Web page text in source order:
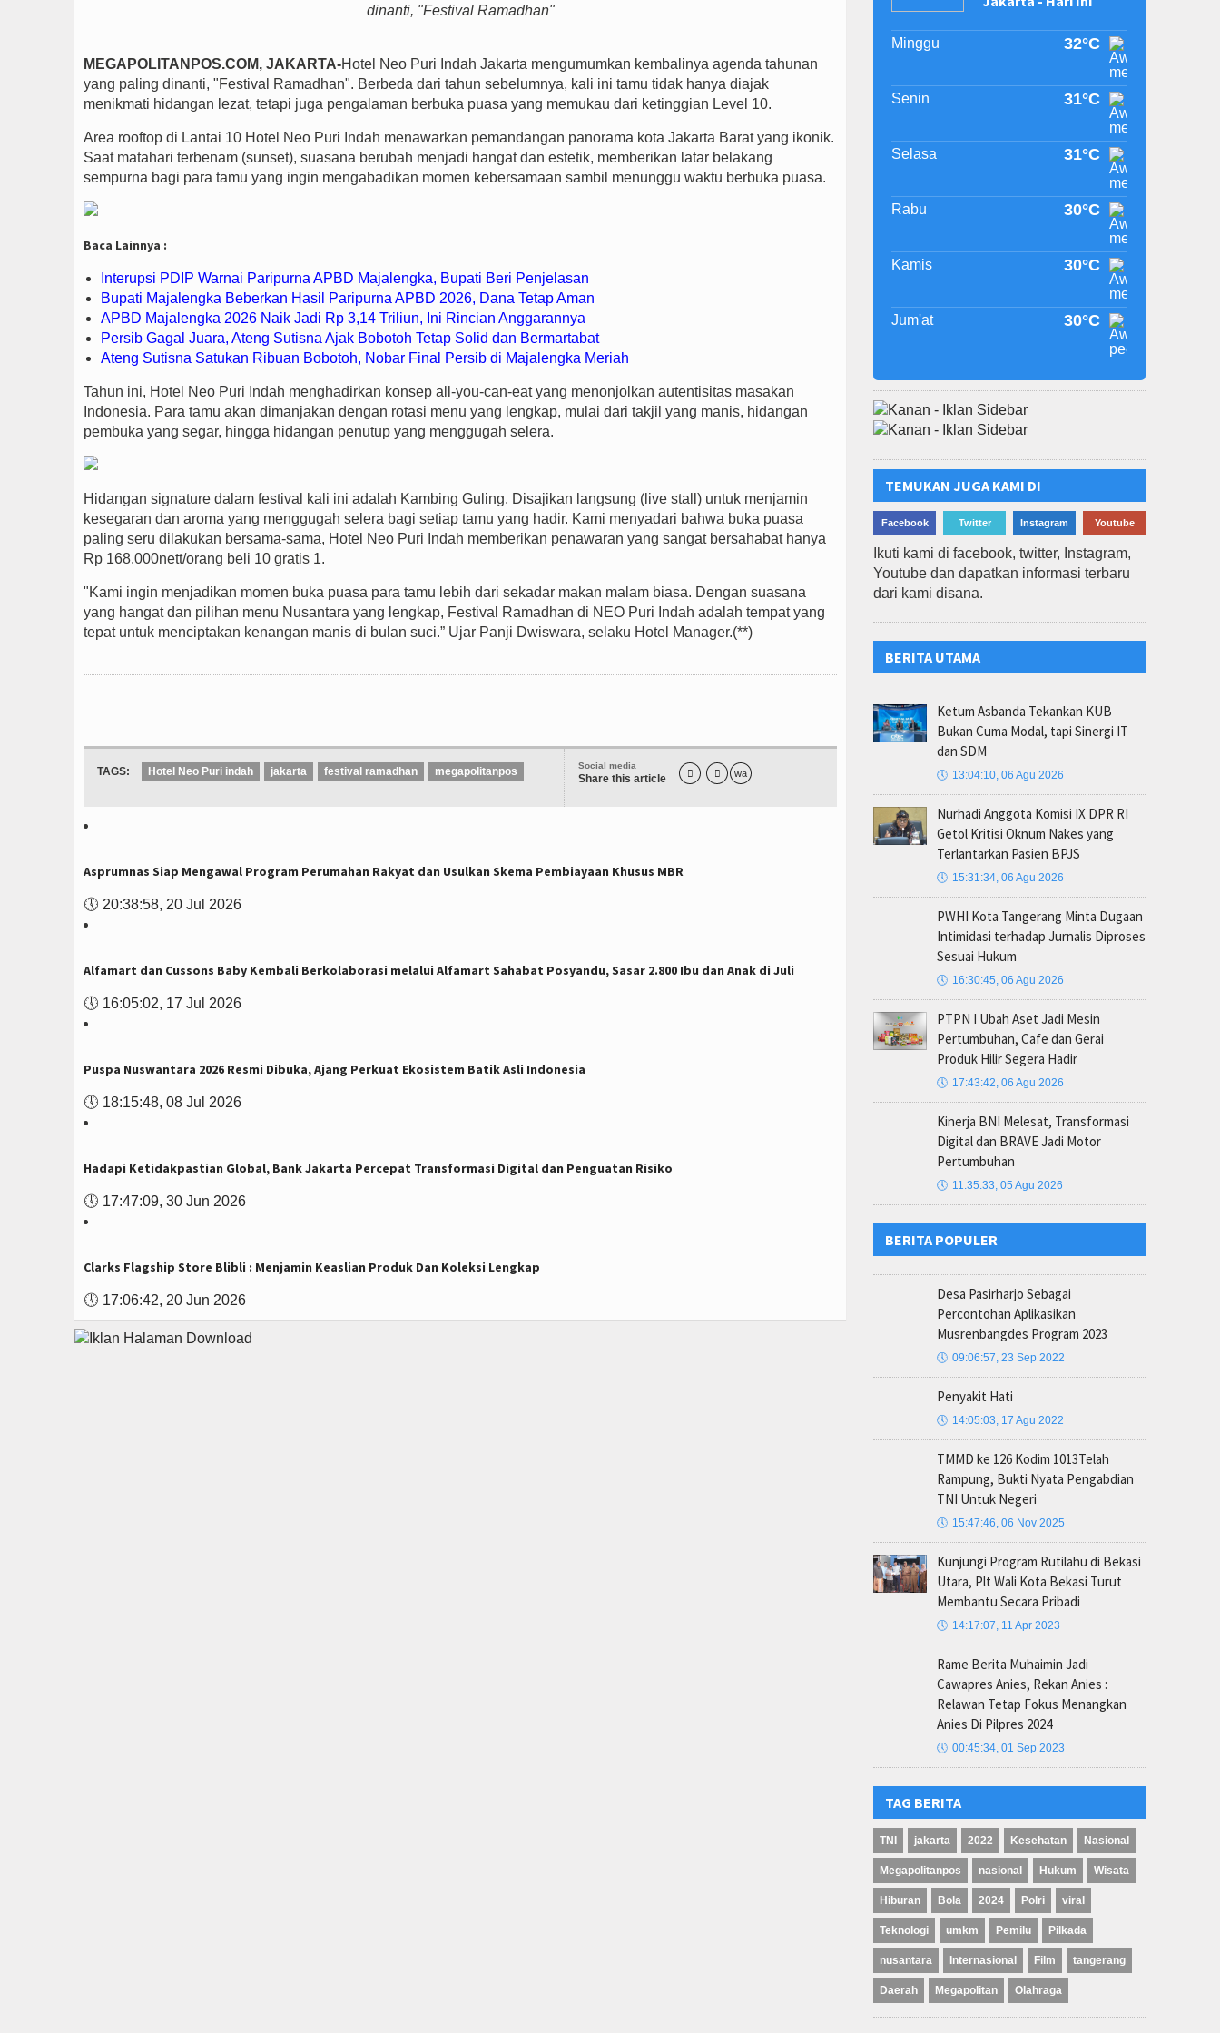
dinanti, "Festival Ramadhan"
MEGAPOLITANPOS.COM, JAKARTA-Hotel Neo Puri Indah Jakarta mengumumkan kembalinya agenda tahunan
yang paling dinanti, "Festival Ramadhan". Berbeda dari tahun sebelumnya, kali ini tamu tidak hanya diajak
menikmati hidangan lezat, tetapi juga pengalaman berbuka puasa yang memukau dari ketinggian Level 10.
Area rooftop di Lantai 10 Hotel Neo Puri Indah menawarkan pemandangan panorama kota Jakarta Barat yang ikonik.
Saat matahari terbenam (sunset), suasana berubah menjadi hangat dan estetik, memberikan latar belakang
sempurna bagi para tamu yang ingin mengabadikan momen kebersamaan sambil menunggu waktu berbuka puasa.
Baca Lainnya :
Interupsi PDIP Warnai Paripurna APBD Majalengka, Bupati Beri Penjelasan
Bupati Majalengka Beberkan Hasil Paripurna APBD 2026, Dana Tetap Aman
APBD Majalengka 2026 Naik Jadi Rp 3,14 Triliun, Ini Rincian Anggarannya
Persib Gagal Juara, Ateng Sutisna Ajak Bobotoh Tetap Solid dan Bermartabat
Ateng Sutisna Satukan Ribuan Bobotoh, Nobar Final Persib di Majalengka Meriah
Tahun ini, Hotel Neo Puri Indah menghadirkan konsep all-you-can-eat yang menonjolkan autentisitas masakan
Indonesia. Para tamu akan dimanjakan dengan rotasi menu yang lengkap, mulai dari takjil yang manis, hidangan
pembuka yang segar, hingga hidangan penutup yang menggugah selera.
Hidangan signature dalam festival kali ini adalah Kambing Guling. Disajikan langsung (live stall) untuk menjamin
kesegaran dan aroma yang menggugah selera bagi setiap tamu yang hadir. Kami menyadari bahwa buka puasa
paling seru dilakukan bersama-sama, Hotel Neo Puri Indah memberikan penawaran yang sangat bersahabat hanya
Rp 168.000nett/orang beli 10 gratis 1.
"Kami ingin menjadikan momen buka puasa para tamu lebih dari sekadar makan malam biasa. Dengan suasana
yang hangat dan pilihan menu Nusantara yang lengkap, Festival Ramadhan di NEO Puri Indah adalah tempat yang
tepat untuk menciptakan kenangan manis di bulan suci.” Ujar Panji Dwiswara, selaku Hotel Manager.(**)
Social media
Share this article   wa
TAGS: Hotel Neo Puri indah jakarta festival ramadhan megapolitanpos
Asprumnas Siap Mengawal Program Perumahan Rakyat dan Usulkan Skema Pembiayaan Khusus MBR
🕔 20:38:58, 20 Jul 2026
Alfamart dan Cussons Baby Kembali Berkolaborasi melalui Alfamart Sahabat Posyandu, Sasar 2.800 Ibu dan Anak di Juli
🕔 16:05:02, 17 Jul 2026
Puspa Nuswantara 2026 Resmi Dibuka, Ajang Perkuat Ekosistem Batik Asli Indonesia
🕔 18:15:48, 08 Jul 2026
Hadapi Ketidakpastian Global, Bank Jakarta Percepat Transformasi Digital dan Penguatan Risiko
🕔 17:47:09, 30 Jun 2026
Clarks Flagship Store Blibli : Menjamin Keaslian Produk Dan Koleksi Lengkap
🕔 17:06:42, 20 Jun 2026
Minggu 32°C
Senin 31°C
Selasa 31°C
Rabu 30°C
Kamis 30°C
Jum'at 30°C
TEMUKAN JUGA KAMI DI
Facebook Twitter Instagram Youtube
Ikuti kami di facebook, twitter, Instagram,
Youtube dan dapatkan informasi terbaru
dari kami disana.
BERITA UTAMA
Ketum Asbanda Tekankan KUB
Bukan Cuma Modal, tapi Sinergi IT
dan SDM
🕔 13:04:10, 06 Agu 2026
Nurhadi Anggota Komisi IX DPR RI
Getol Kritisi Oknum Nakes yang
Terlantarkan Pasien BPJS
🕔 15:31:34, 06 Agu 2026
PWHI Kota Tangerang Minta Dugaan
Intimidasi terhadap Jurnalis Diproses
Sesuai Hukum
🕔 16:30:45, 06 Agu 2026
PTPN I Ubah Aset Jadi Mesin
Pertumbuhan, Cafe dan Gerai
Produk Hilir Segera Hadir
🕔 17:43:42, 06 Agu 2026
Kinerja BNI Melesat, Transformasi
Digital dan BRAVE Jadi Motor
Pertumbuhan
🕔 11:35:33, 05 Agu 2026
BERITA POPULER
Desa Pasirharjo Sebagai
Percontohan Aplikasikan
Musrenbangdes Program 2023
🕔 09:06:57, 23 Sep 2022
Penyakit Hati
🕔 14:05:03, 17 Agu 2022
TMMD ke 126 Kodim 1013Telah
Rampung, Bukti Nyata Pengabdian
TNI Untuk Negeri
🕔 15:47:46, 06 Nov 2025
Kunjungi Program Rutilahu di Bekasi
Utara, Plt Wali Kota Bekasi Turut
Membantu Secara Pribadi
🕔 14:17:07, 11 Apr 2023
Rame Berita Muhaimin Jadi
Cawapres Anies, Rekan Anies :
Relawan Tetap Fokus Menangkan
Anies Di Pilpres 2024
🕔 00:45:34, 01 Sep 2023
TAG BERITA
TNI jakarta 2022 Kesehatan Nasional
Megapolitanpos nasional Hukum Wisata
Hiburan Bola 2024 Polri viral
Teknologi umkm Pemilu Pilkada
nusantara Internasional Film tangerang
Daerah Megapolitan Olahraga